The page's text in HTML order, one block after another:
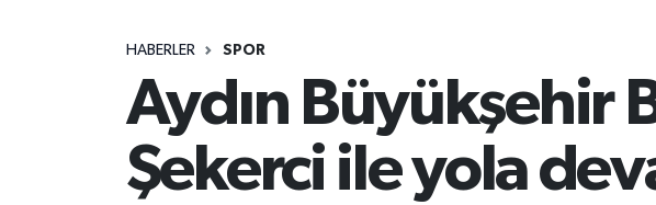
HABERLER SPOR
Aydın Büyükşehir
Şekerci ile yola